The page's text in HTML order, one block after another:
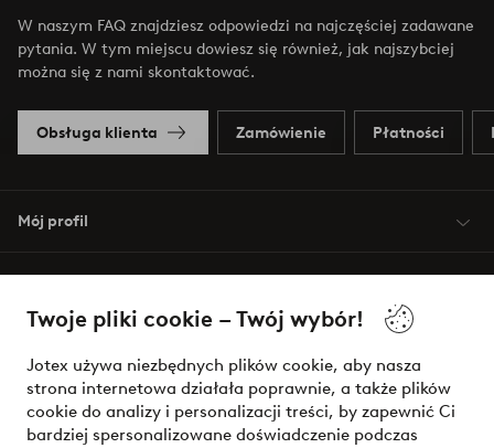
Twoje pliki cookie – Twój wybór!
Jotex używa niezbędnych plików cookie, aby nasza
strona internetowa działała poprawnie, a także plików
cookie do analizy i personalizacji treści, by zapewnić Ci
bardziej spersonalizowane doświadczenie podczas
W naszym FAQ znajdziesz odpowiedzi na najczęściej zadawane
pytania. W tym miejscu dowiesz się również, jak najszybciej
można się z nami skontaktować.
Obsługa klienta Zamówienie Płatności
Mój profil
Warunki